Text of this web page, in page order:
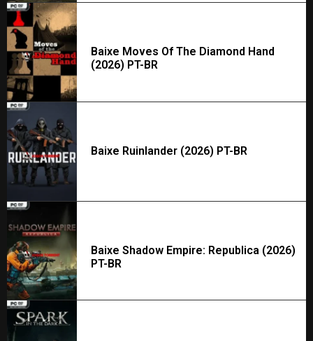
Baixe Moves Of The Diamond Hand
(2026) PT-BR
Baixe Ruinlander (2026) PT-BR
Baixe Shadow Empire: Republica (2026)
PT-BR